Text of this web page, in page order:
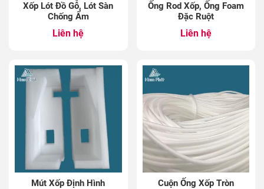
Xốp Lót Đồ Gỗ, Lót Sàn
Chống Ẩm
Liên hệ
Ống Rod Xốp, Ống Foam
Đặc Ruột
Liên hệ
Mút Xốp Định Hình Cuộn Ống Xốp Tròn